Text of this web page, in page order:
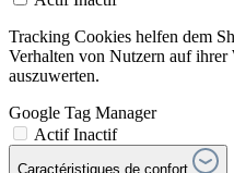
Tracking Cookies helfen dem
Verhalten von Nutzern auf ihrer
auszuwerten.
Google Tag Manager
Actif Inactif
Caractéristiques de confort